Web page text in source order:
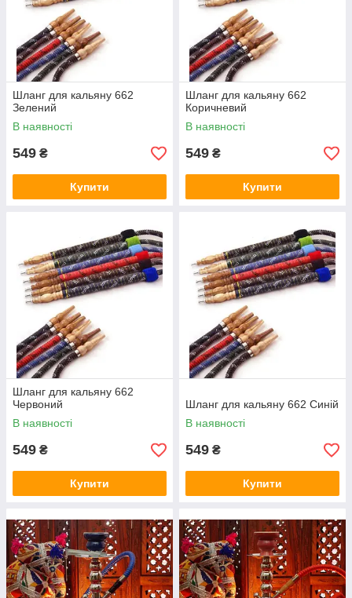
Шланг для кальяну 662
Зелений
В наявності
549 ₴
Купити
Шланг для кальяну 662
Коричневий
В наявності
549 ₴
Купити
Шланг для кальяну 662
Червоний
В наявності
549 ₴
Купити
Шланг для кальяну 662 Синій
В наявності
549 ₴
Купити